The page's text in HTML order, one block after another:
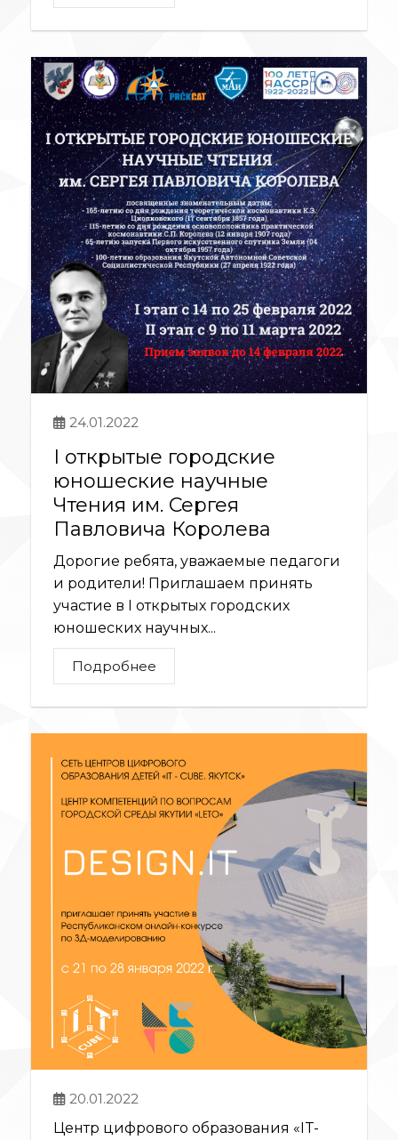
24.01.2022
I открытые городские
юношеские научные
Чтения им. Сергея
Павловича Королева
Дорогие ребята, уважаемые педагоги
и родители! Приглашаем принять
участие в I открытых городских
юношеских научных...
Подробнее
20.01.2022
Центр цифрового образования «IT-